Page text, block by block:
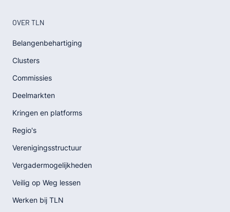
OVER TLN
Belangenbehartiging
Clusters
Commissies
Deelmarkten
Kringen en platforms
Regio's
Verenigingsstructuur
Vergadermogelijkheden
Veilig op Weg lessen
Werken bij TLN